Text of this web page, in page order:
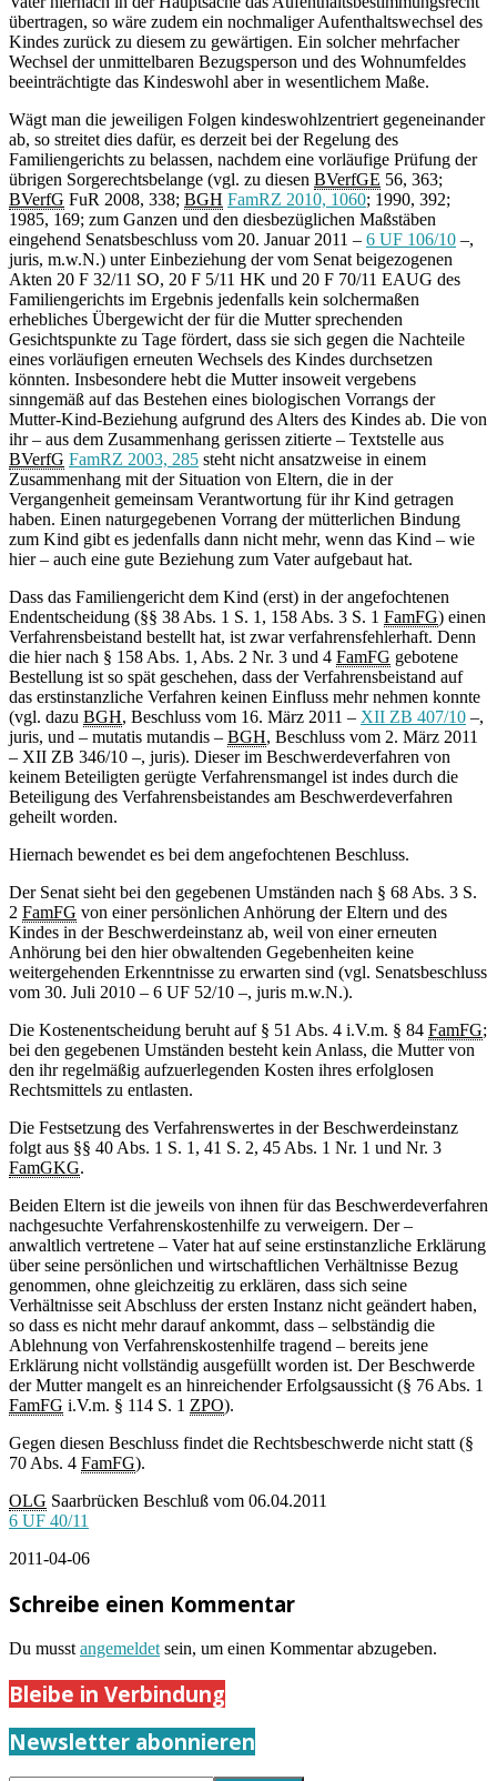
übertragen, so wäre zudem ein nochmaliger Aufenthaltswechsel des
Kindes zurück zu diesem zu gewärtigen. Ein solcher mehrfacher
Wechsel der unmittelbaren Bezugsperson und des Wohnumfeldes
beeinträchtigte das Kindeswohl aber in wesentlichem Maße.
Wägt man die jeweiligen Folgen kindeswohlzentriert gegeneinander
ab, so streitet dies dafür, es derzeit bei der Regelung des
Familiengerichts zu belassen, nachdem eine vorläufige Prüfung der
übrigen Sorgerechtsbelange (vgl. zu diesen BVerfGE 56, 363;
BVerfG FuR 2008, 338; BGH FamRZ 2010, 1060; 1990, 392;
1985, 169; zum Ganzen und den diesbezüglichen Maßstäben
eingehend Senatsbeschluss vom 20. Januar 2011 – 6 UF 106/10 –,
juris, m.w.N.) unter Einbeziehung der vom Senat beigezogenen
Akten 20 F 32/11 SO, 20 F 5/11 HK und 20 F 70/11 EAUG des
Familiengerichts im Ergebnis jedenfalls kein solchermaßen
erhebliches Übergewicht der für die Mutter sprechenden
Gesichtspunkte zu Tage fördert, dass sie sich gegen die Nachteile
eines vorläufigen erneuten Wechsels des Kindes durchsetzen
könnten. Insbesondere hebt die Mutter insoweit vergebens
sinngemäß auf das Bestehen eines biologischen Vorrangs der
Mutter-Kind-Beziehung aufgrund des Alters des Kindes ab. Die von
ihr – aus dem Zusammenhang gerissen zitierte – Textstelle aus
BVerfG FamRZ 2003, 285 steht nicht ansatzweise in einem
Zusammenhang mit der Situation von Eltern, die in der
Vergangenheit gemeinsam Verantwortung für ihr Kind getragen
haben. Einen naturgegebenen Vorrang der mütterlichen Bindung
zum Kind gibt es jedenfalls dann nicht mehr, wenn das Kind – wie
hier – auch eine gute Beziehung zum Vater aufgebaut hat.
Dass das Familiengericht dem Kind (erst) in der angefochtenen
Endentscheidung (§§ 38 Abs. 1 S. 1, 158 Abs. 3 S. 1 FamFG) einen
Verfahrensbeistand bestellt hat, ist zwar verfahrensfehlerhaft. Denn
die hier nach § 158 Abs. 1, Abs. 2 Nr. 3 und 4 FamFG gebotene
Bestellung ist so spät geschehen, dass der Verfahrensbeistand auf
das erstinstanzliche Verfahren keinen Einfluss mehr nehmen konnte
(vgl. dazu BGH, Beschluss vom 16. März 2011 – XII ZB 407/10 –,
juris, und – mutatis mutandis – BGH, Beschluss vom 2. März 2011
– XII ZB 346/10 –, juris). Dieser im Beschwerdeverfahren von
keinem Beteiligten gerügte Verfahrensmangel ist indes durch die
Beteiligung des Verfahrensbeistandes am Beschwerdeverfahren
geheilt worden.
Hiernach bewendet es bei dem angefochtenen Beschluss.
Der Senat sieht bei den gegebenen Umständen nach § 68 Abs. 3 S.
2 FamFG von einer persönlichen Anhörung der Eltern und des
Kindes in der Beschwerdeinstanz ab, weil von einer erneuten
Anhörung bei den hier obwaltenden Gegebenheiten keine
weitergehenden Erkenntnisse zu erwarten sind (vgl. Senatsbeschluss
vom 30. Juli 2010 – 6 UF 52/10 –, juris m.w.N.).
Die Kostenentscheidung beruht auf § 51 Abs. 4 i.V.m. § 84 FamFG;
bei den gegebenen Umständen besteht kein Anlass, die Mutter von
den ihr regelmäßig aufzuerlegenden Kosten ihres erfolglosen
Rechtsmittels zu entlasten.
Die Festsetzung des Verfahrenswertes in der Beschwerdeinstanz
folgt aus §§ 40 Abs. 1 S. 1, 41 S. 2, 45 Abs. 1 Nr. 1 und Nr. 3
FamGKG.
Beiden Eltern ist die jeweils von ihnen für das Beschwerdeverfahren
nachgesuchte Verfahrenskostenhilfe zu verweigern. Der –
anwaltlich vertretene – Vater hat auf seine erstinstanzliche Erklärung
über seine persönlichen und wirtschaftlichen Verhältnisse Bezug
genommen, ohne gleichzeitig zu erklären, dass sich seine
Verhältnisse seit Abschluss der ersten Instanz nicht geändert haben,
so dass es nicht mehr darauf ankommt, dass – selbständig die
Ablehnung von Verfahrenskostenhilfe tragend – bereits jene
Erklärung nicht vollständig ausgefüllt worden ist. Der Beschwerde
der Mutter mangelt es an hinreichender Erfolgsaussicht (§ 76 Abs. 1
FamFG i.V.m. § 114 S. 1 ZPO).
Gegen diesen Beschluss findet die Rechtsbeschwerde nicht statt (§
70 Abs. 4 FamFG).
OLG Saarbrücken Beschluß vom 06.04.2011
6 UF 40/11
2011-04-06
Schreibe einen Kommentar
Du musst angemeldet sein, um einen Kommentar abzugeben.
Bleibe in Verbindung
Newsletter abonnieren